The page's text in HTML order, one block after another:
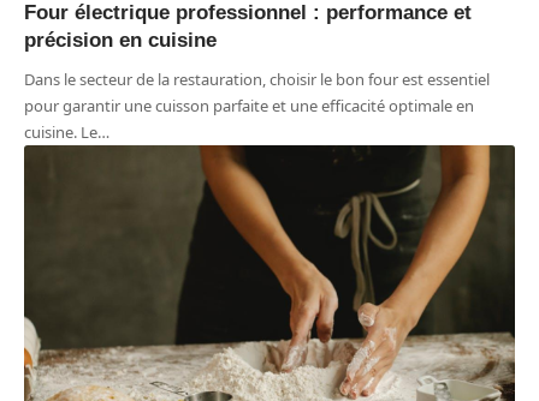
Four électrique professionnel : performance et
précision en cuisine
Dans le secteur de la restauration, choisir le bon four est essentiel
pour garantir une cuisson parfaite et une efficacité optimale en
cuisine. Le…